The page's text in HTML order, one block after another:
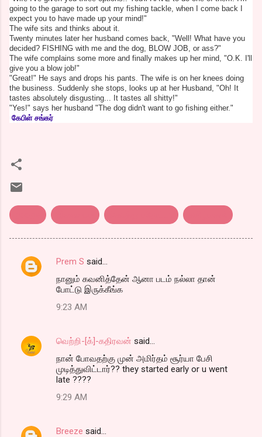
going to the garage to sort out my fishing tackle, when I come back I
expect you to have made up your mind!"
The wife sits and thinks about it.
Twenty minutes later her husband comes back, "Well! What have you
decided? FISHING with me and the dog, BLOW JOB, or ass?"
The wife complains some more and finally makes up her mind, "O.K. I'll
give you a blow job!"
"Great!" He says and drops his pants. The wife is on her knees doing
the business. Suddenly she stops, looks up at her Husband, "Oh! It
tastes absolutely disgusting... It tastes all shitty!"
"Yes!" says her husband "The dog didn't want to go fishing either."
கேபிள் சங்கர்
C
n
Prem S said…
நானும் கவனித்தேன் ஆனா படம் நல்லா தான்
போட்டு இருக்கீங்க
9:23 AM
வெற்றி-[க்]-கதிரவன் said…
நான் போவதற்கு முன் அமிர்தம் சூர்யா பேசி
முடித்துவிட்டார்?? they started early or u went
late ????
9:29 AM
Breeze said…